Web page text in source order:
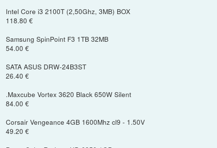
Intel Core i3 2100T (2,50Ghz, 3MB) BOX
118.80 €
Samsung SpinPoint F3 1TB 32MB
54.00 €
SATA ASUS DRW-24B3ST
26.40 €
.Maxcube Vortex 3620 Black 650W Silent
84.00 €
Corsair Vengeance 4GB 1600Mhz cl9 - 1.50V
49.20 €